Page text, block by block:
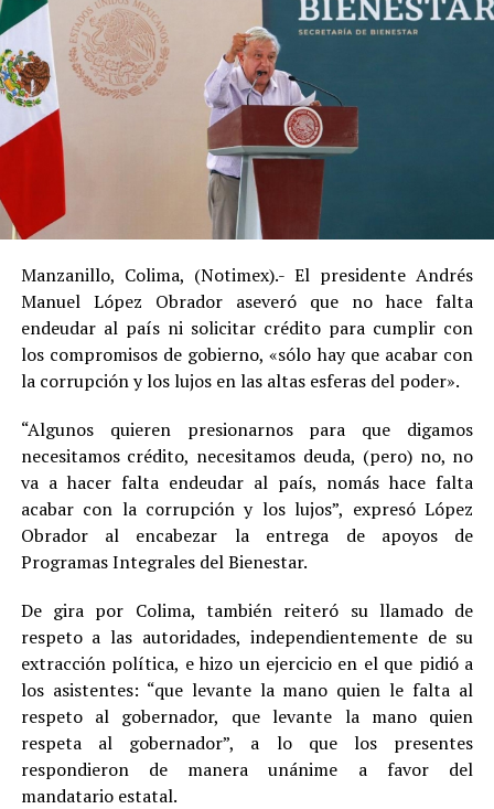
Manzanillo, Colima, (Notimex).- El presidente Andrés
Manuel López Obrador aseveró que no hace falta
endeudar al país ni solicitar crédito para cumplir con
los compromisos de gobierno, «sólo hay que acabar con
la corrupción y los lujos en las altas esferas del poder».
“Algunos quieren presionarnos para que digamos
necesitamos crédito, necesitamos deuda, (pero) no, no
va a hacer falta endeudar al país, nomás hace falta
acabar con la corrupción y los lujos”, expresó López
Obrador al encabezar la entrega de apoyos de
Programas Integrales del Bienestar.
De gira por Colima, también reiteró su llamado de
respeto a las autoridades, independientemente de su
extracción política, e hizo un ejercicio en el que pidió a
los asistentes: “que levante la mano quien le falta al
respeto al gobernador, que levante la mano quien
respeta al gobernador”, a lo que los presentes
respondieron de manera unánime a favor del
mandatario estatal.